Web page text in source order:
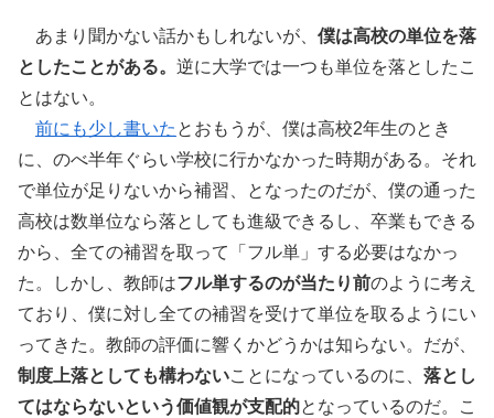
あまり聞かない話かもしれないが、 僕は高校の単位を落
としたことがある。 逆に大学では一つも単位を落としたこ
とはない。
前にも少し書いた とおもうが、僕は高校2年生のとき
に、のべ半年ぐらい学校に行かなかった時期がある。それ
で単位が足りないから補習、となったのだが、僕の通った
高校は数単位なら落としても進級できるし、卒業もできる
から、全ての補習を取って「フル単」する必要はなかっ
た。しかし、教師はフル単するのが当たり前のように考え
ており、僕に対し全ての補習を受けて単位を取るようにい
ってきた。教師の評価に響くかどうかは知らない。だが、
制度上落としても構わないことになっているのに、 落とし
てはならないという価値観が支配的となっているのだ。こ